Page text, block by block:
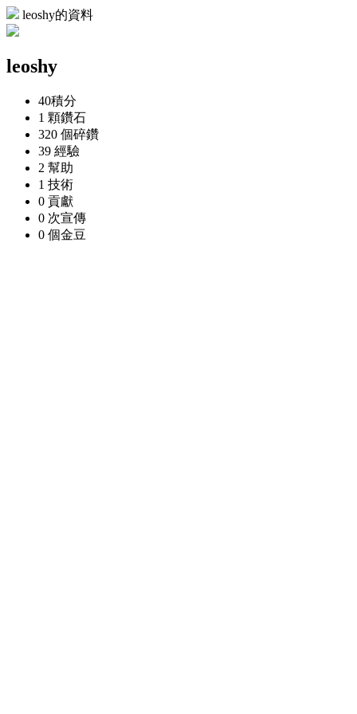
leoshy的資料
leoshy
40積分
1 顆鑽石
320 個碎鑽
39 經驗
2 幫助
1 技術
0 貢獻
0 次宣傳
0 個金豆